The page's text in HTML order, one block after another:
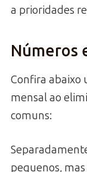
a prioridades
Números
Confira abaixo
mensal ao
comuns:
pequenos,